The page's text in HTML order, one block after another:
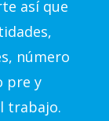
así que
número
pre y
trabajo.